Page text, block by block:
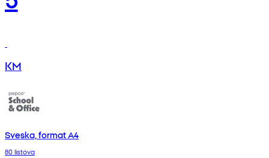
KM
Sveska, format A4
80 listova